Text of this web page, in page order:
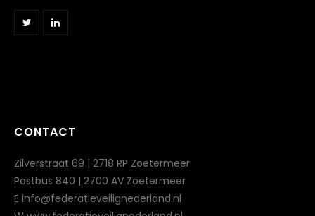
CONTACT
Zilverstraat 69 | 2718 RP Zoetermeer
Postbus 840 | 2700 AV Zoetermeer
E info@federatieveilignederland.nl